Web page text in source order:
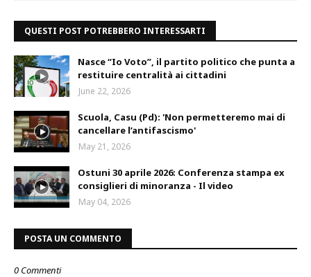
QUESTI POST POTREBBERO INTERESSARTI
Nasce “Io Voto”, il partito politico che punta a
restituire centralità ai cittadini
June 22, 2026
Scuola, Casu (Pd): 'Non permetteremo mai di
cancellare l’antifascismo'
May 21, 2026
Ostuni 30 aprile 2026: Conferenza stampa ex
consiglieri di minoranza - Il video
May 04, 2026
POSTA UN COMMENTO
0 Commenti